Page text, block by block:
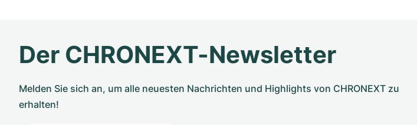
Der CHRONEXT-Newsletter
Melden Sie sich an, um alle neuesten Nachrichten und Highlights von CHRONEXT zu
erhalten!